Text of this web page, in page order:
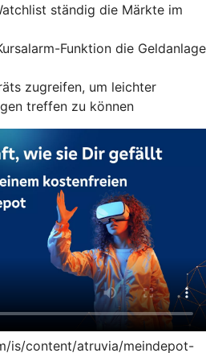
ständig die Märkte im
Funktion die Geldanlage
zugreifen, um leichter
treffen zu können
is/content/atruvia/meindepot-